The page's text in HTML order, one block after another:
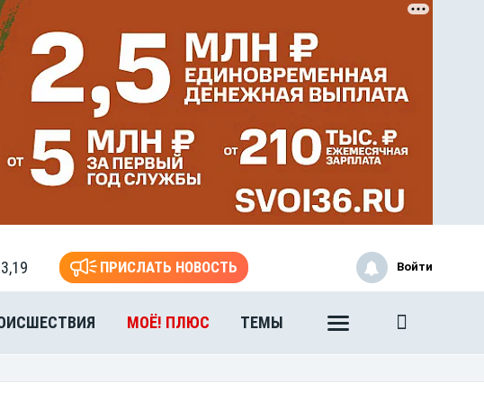
ПРИСЛАТЬ НОВОСТЬ
МОЁ! ПЛЮС ТЕМЫ
Войти
Книга памяти воронежских
воинов-интернационалистов
ЭТО БЫЛО В
воинов-интернационалистов